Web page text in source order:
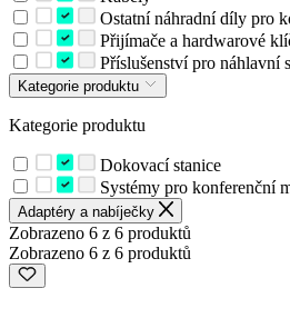
Ostatní náhradní díly pro
Přijímače a hardwarové
Příslušenství pro náhlavní
Kategorie produktu
Kategorie produktu
Dokovací stanice
Systémy pro konferenční
Adaptéry a nabíječky
Zobrazeno 6 z 6 produktů
Zobrazeno 6 z 6 produktů